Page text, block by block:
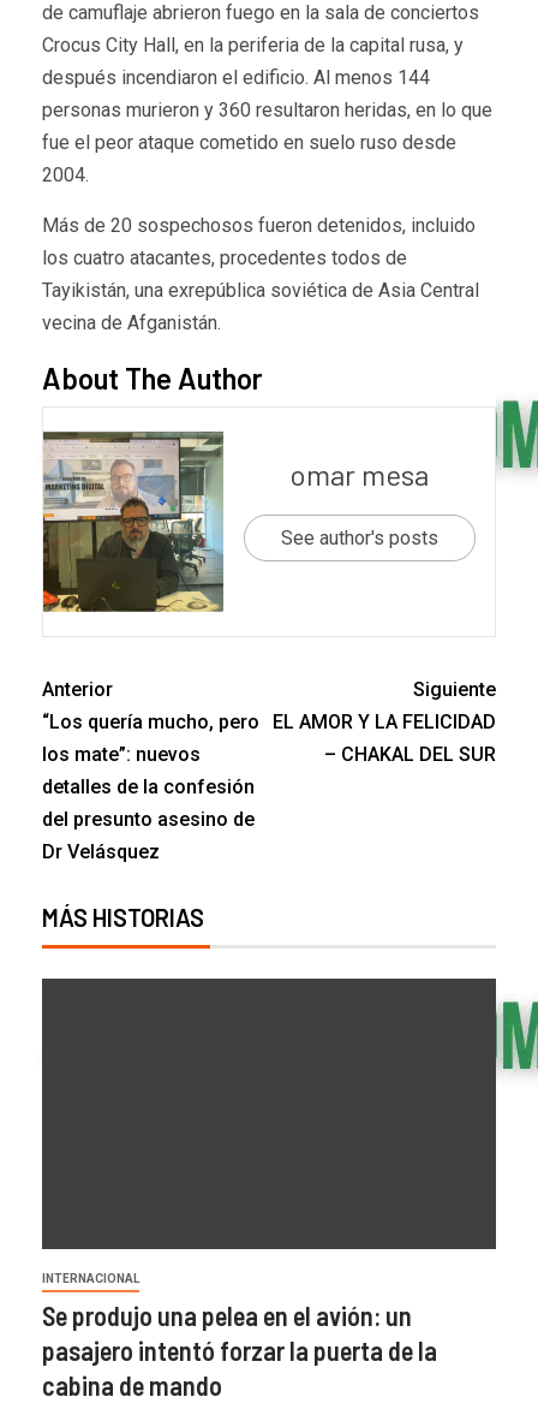
de camuflaje abrieron fuego en la sala de conciertos
Crocus City Hall, en la periferia de la capital rusa, y
después incendiaron el edificio. Al menos 144
personas murieron y 360 resultaron heridas, en lo que
fue el peor ataque cometido en suelo ruso desde
2004.
Más de 20 sospechosos fueron detenidos, incluido
los cuatro atacantes, procedentes todos de
Tayikistán, una exrepública soviética de Asia Central
vecina de Afganistán.
About The Author
omar mesa
See author's posts
Anterior
“Los quería mucho, pero
los mate”: nuevos
detalles de la confesión
del presunto asesino de
Dr Velásquez
Siguiente
EL AMOR Y LA FELICIDAD
– CHAKAL DEL SUR
MÁS HISTORIAS
INTERNACIONAL
Se produjo una pelea en el avión: un
pasajero intentó forzar la puerta de la
cabina de mando